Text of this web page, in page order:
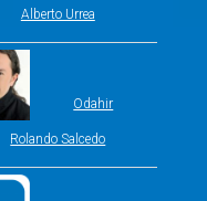
Alberto Urrea
Odahir
Rolando Salcedo